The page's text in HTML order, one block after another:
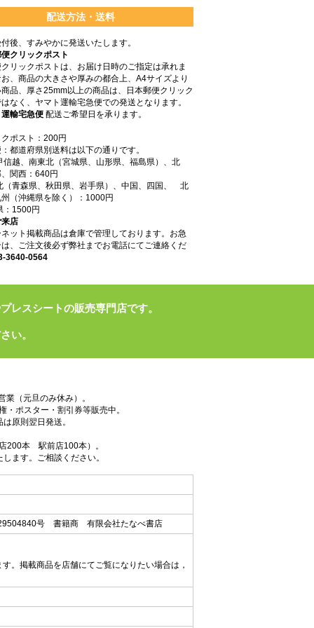
配送方法・送料
後、すみやかに発送いたします。
クリックポスト
リックポストは、お届け日時のご指定は承れま
、商品の大きさや厚みの都合上、A4サイズより
品、厚さ25mm以上の商品は、日本郵便クリック
なく、ヤマト運輸宅急便での発送となります。
輸宅急便 配送ご希望日を承ります。
ポスト：200円
都道府県別送料は以下の通りです。
信越、南東北（宮城県、山形県、福島県）、北
関西：640円
（青森県、秋田県、岩手県）、中国、四国、 北
（沖縄県を除く）：1000円
：1500円
店
ット掲載商品は倉庫で管理しております。お急
、ご注文後必ず弊社までお電話にてご連絡くだ
3640-0564
レスシートの販売専門店です。
い。
（元旦のみ休み）。
ポスター・割引券等販売中。
原則翌日発送。
200本 駅前店100本）。
ます。ご相談ください。
号 書籍商 有限会社たなべ書店
。掲載商品を店舗にてご覧になりたい場合は，